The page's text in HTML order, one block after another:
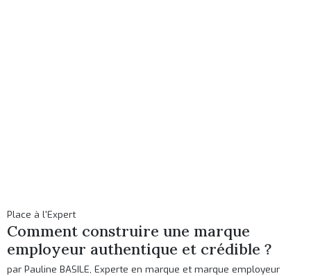
Place à l'Expert
Comment construire une marque
employeur authentique et crédible ?
par Pauline BASILE, Experte en marque et marque employeur